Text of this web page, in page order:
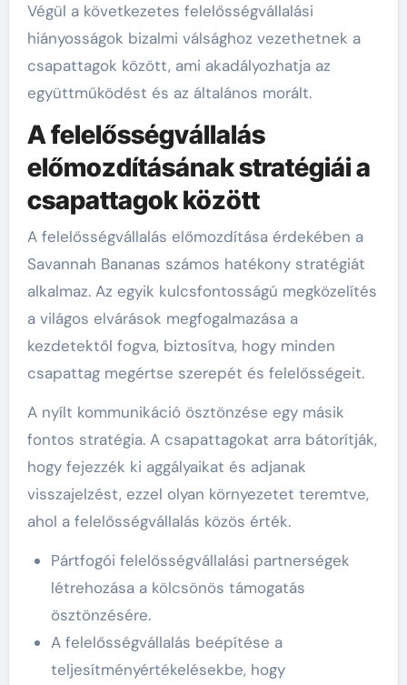
Végül a következetes felelősségvállalási
hiányosságok bizalmi válsághoz vezethetnek a
csapattagok között, ami akadályozhatja az
együttműködést és az általános morált.
A felelősségvállalás
előmozdításának stratégiái a
csapattagok között
A felelősségvállalás előmozdítása érdekében a
Savannah Bananas számos hatékony stratégiát
alkalmaz. Az egyik kulcsfontosságú megközelítés
a világos elvárások megfogalmazása a
kezdetektől fogva, biztosítva, hogy minden
csapattag megértse szerepét és felelősségeit.
A nyílt kommunikáció ösztönzése egy másik
fontos stratégia. A csapattagokat arra bátorítják,
hogy fejezzék ki aggályaikat és adjanak
visszajelzést, ezzel olyan környezetet teremtve,
ahol a felelősségvállalás közös érték.
Pártfogói felelősségvállalási partnerségek
létrehozása a kölcsönös támogatás
ösztönzésére.
A felelősségvállalás beépítése a
teljesítményértékelésekbe, hogy